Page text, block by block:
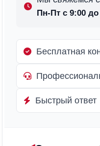
Пн-Пт с 9:00
Бесплатная
Быстрый ответ